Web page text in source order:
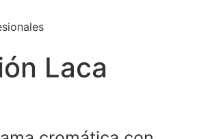
Laca